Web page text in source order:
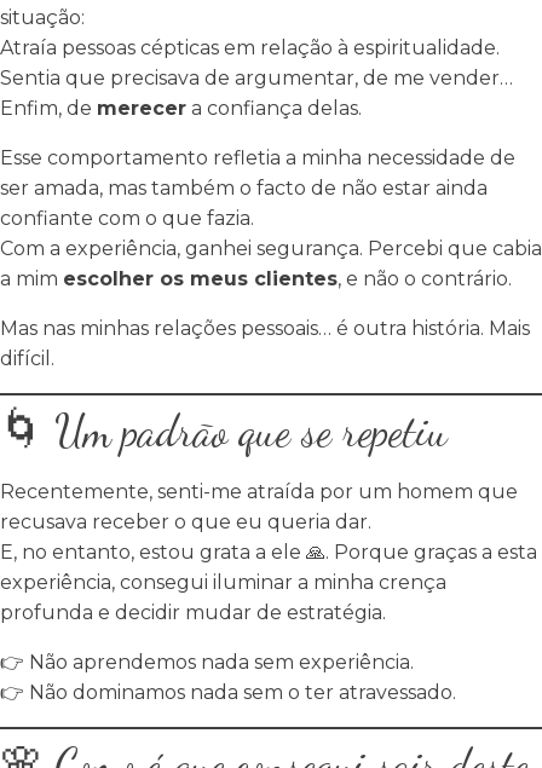
situação:
Atraía pessoas cépticas em relação à espiritualidade.
Sentia que precisava de argumentar, de me vender…
Enfim, de merecer a confiança delas.
Esse comportamento refletia a minha necessidade de
ser amada, mas também o facto de não estar ainda
confiante com o que fazia.
Com a experiência, ganhei segurança. Percebi que cabia
a mim escolher os meus clientes, e não o contrário.
Mas nas minhas relações pessoais… é outra história. Mais
difícil.
🌀 Um padrão que se repetiu
Recentemente, senti-me atraída por um homem que
recusava receber o que eu queria dar.
E, no entanto, estou grata a ele 🙏. Porque graças a esta
experiência, consegui iluminar a minha crença
profunda e decidir mudar de estratégia.
👉 Não aprendemos nada sem experiência.
👉 Não dominamos nada sem o ter atravessado.